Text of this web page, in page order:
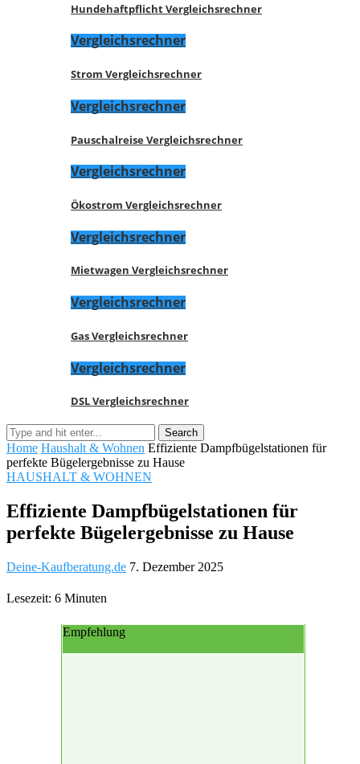
Hundehaftpflicht Vergleichsrechner
Vergleichsrechner
Strom Vergleichsrechner
Vergleichsrechner
Pauschalreise Vergleichsrechner
Vergleichsrechner
Ökostrom Vergleichsrechner
Vergleichsrechner
Mietwagen Vergleichsrechner
Vergleichsrechner
Gas Vergleichsrechner
Vergleichsrechner
DSL Vergleichsrechner
Home Haushalt & Wohnen Effiziente Dampfbügelstationen für
perfekte Bügelergebnisse zu Hause
HAUSHALT & WOHNEN
Effiziente Dampfbügelstationen für
perfekte Bügelergebnisse zu Hause
Deine-Kaufberatung.de 7. Dezember 2025
Lesezeit: 6 Minuten
Empfehlung